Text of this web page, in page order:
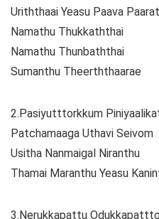
Uriththaai Yeasu Paava
Namathu Thukkaththai
Namathu Thunbaththai
Sumanthu Theerththaarae
2.Pasiyutttorkkum
Patchamaaga Uthavi Seivom
Usitha Nanmaigal Niranthu
Thamai Maranthu Yeasu
3.Nerukkapattu